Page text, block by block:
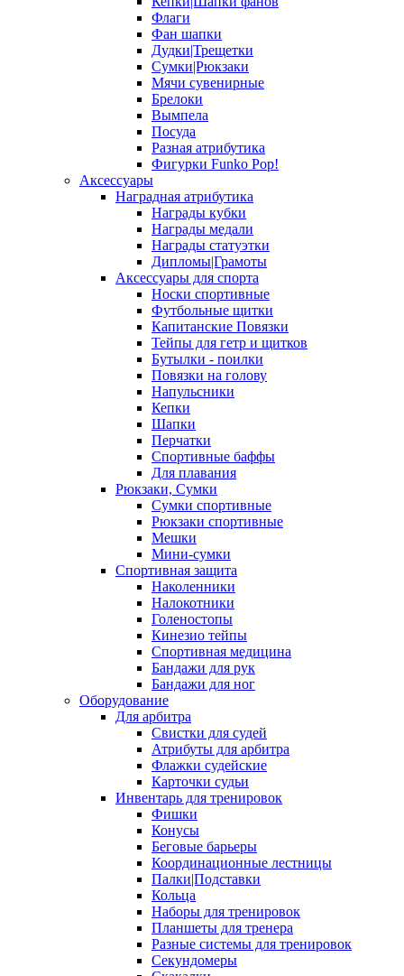
Флаги
Фан шапки
Дудки|Трещетки
Сумки|Рюкзаки
Мячи сувенирные
Брелоки
Вымпела
Посуда
Разная атрибутика
Фигурки Funko Pop!
Аксессуары
Наградная атрибутика
Награды кубки
Награды медали
Награды статуэтки
Дипломы|Грамоты
Аксессуары для спорта
Носки спортивные
Футбольные щитки
Капитанские Повязки
Тейпы для гетр и щитков
Бутылки - поилки
Повязки на голову
Напульсники
Кепки
Шапки
Перчатки
Спортивные баффы
Для плавания
Рюкзаки, Сумки
Сумки спортивные
Рюкзаки спортивные
Мешки
Мини-сумки
Спортивная защита
Наколенники
Налокотники
Голеностопы
Кинезио тейпы
Спортивная медицина
Бандажи для рук
Бандажи для ног
Оборудование
Для арбитра
Свистки для судей
Атрибуты для арбитра
Флажки судейские
Карточки судьи
Инвентарь для тренировок
Фишки
Конусы
Беговые барьеры
Координационные лестницы
Палки|Подставки
Кольца
Наборы для тренировок
Планшеты для тренера
Разные системы для тренировок
Секундомеры